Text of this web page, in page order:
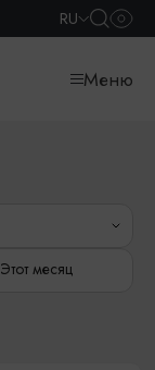
RU
Меню
Этот месяц